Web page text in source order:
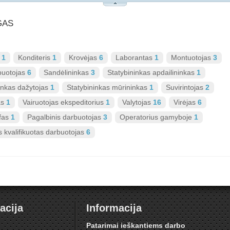
1 Konditeris 1 Krovėjas 6 Laborantas 1 Montuotojas 3
6 Sandėlininkas 3 Statybininkas apdailininkas 1
dažytojas 1 Statybininkas mūrininkas 1 Suvirintojas 2
1 Vairuotojas ekspeditorius 1 Valytojas 16 Virėjas 6
1 Pagalbinis darbuotojas 3 Operatorius gamyboje 1
kvalifikuotas darbuotojas 6
Informacija
Patarimai ieškantiems darbo